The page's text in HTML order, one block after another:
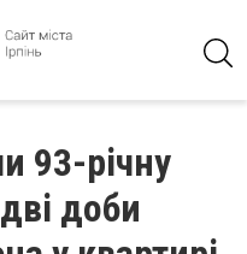
93-річну
доби